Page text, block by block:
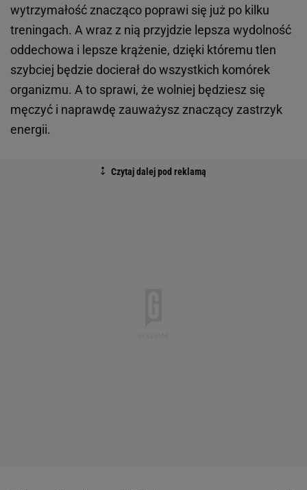
wytrzymałość znacząco poprawi się już po kilku
treningach. A wraz z nią przyjdzie lepsza wydolność
oddechowa i lepsze krążenie, dzięki któremu tlen
szybciej będzie docierał do wszystkich komórek
organizmu. A to sprawi, że wolniej będziesz się
męczyć i naprawdę zauważysz znaczący zastrzyk
energii.